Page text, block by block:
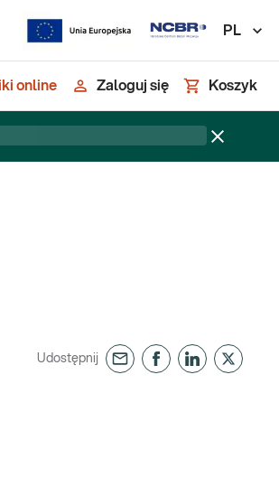
PL
online Zaloguj się Koszyk
Udostępnij